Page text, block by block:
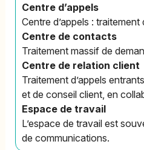
Centre d’appels
Centre d’appels :
Centre de contacts
Traitement massif de
Centre de relation client
Traitement d’appels
et de conseil client, en
Espace de travail
L’espace de travail est
de communications.